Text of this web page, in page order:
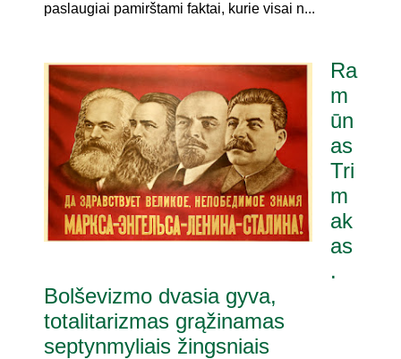
paslaugiai pamirštami faktai, kurie visai n...
Ra
m
ūn
as
Tri
m
ak
as
.
Bolševizmo dvasia gyva,
totalitarizmas grąžinamas
septynmyliais žingsniais